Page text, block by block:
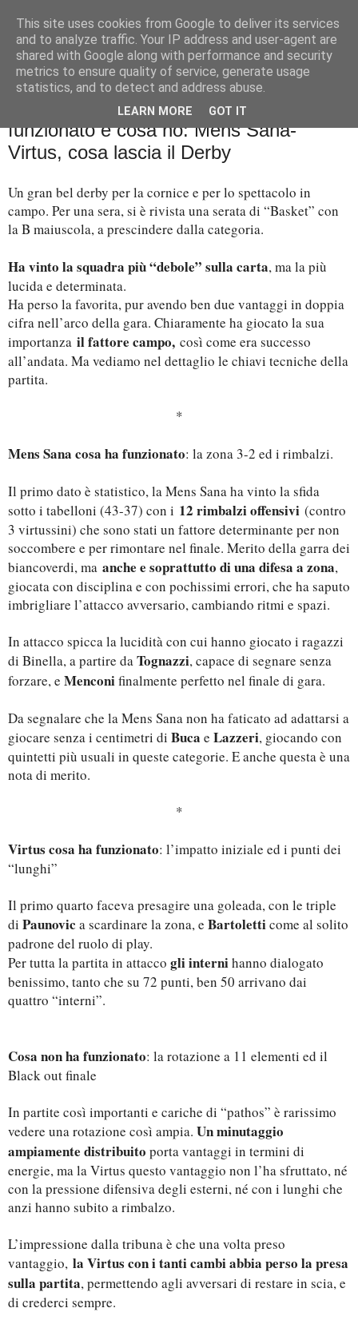
Palla al cerchio
martedì 14 marzo 2023
FOCUS Zona e rotazioni, cosa ha
funzionato e cosa no: Mens Sana-
Virtus, cosa lascia il Derby
Un gran bel derby per la cornice e per lo spettacolo in
campo. Per una sera, si è rivista una serata di “Basket” con
la B maiuscola, a prescindere dalla categoria.
Ha vinto la squadra più “debole” sulla carta, ma la più
lucida e determinata.
Ha perso la favorita, pur avendo ben due vantaggi in doppia
cifra nell’arco della gara. Chiaramente ha giocato la sua
importanza il fattore campo, così come era successo
all’andata. Ma vediamo nel dettaglio le chiavi tecniche della
partita.
*
Mens Sana cosa ha funzionato: la zona 3-2 ed i rimbalzi.
Il primo dato è statistico, la Mens Sana ha vinto la sfida
sotto i tabelloni (43-37) con i 12 rimbalzi offensivi (contro
3 virtussini) che sono stati un fattore determinante per non
soccombere e per rimontare nel finale. Merito della garra dei
biancoverdi, ma anche e soprattutto di una difesa a zona,
giocata con disciplina e con pochissimi errori, che ha saputo
imbrigliare l’attacco avversario, cambiando ritmi e spazi.
In attacco spicca la lucidità con cui hanno giocato i ragazzi
di Binella, a partire daTognazzi, capace di segnare senza
forzare, e Menconifinalmente perfetto nel finale di gara.
Da segnalare che la Mens Sana non ha faticato ad adattarsi a
giocare senza i centimetri di Buca e Lazzeri, giocando con
quintetti più usuali in queste categorie. E anche questa è una
nota di merito.
*
Virtus cosa ha funzionato: l’impatto iniziale ed i punti dei
“lunghi”
Il primo quarto faceva presagire una goleada, con le triple
di Paunovic a scardinare la zona, e Bartoletticome al solito
padrone del ruolo di play.
Per tutta la partita in attacco gli internihanno dialogato
benissimo, tanto che su 72 punti, ben 50 arrivano dai
quattro “interni”.
Cosa non ha funzionato: la rotazione a 11 elementi ed il
Black out finale
In partite così importanti e cariche di “pathos” è rarissimo
vedere una rotazione così ampia. Un minutaggio
ampiamente distribuito porta vantaggi in termini di
energie, ma la Virtus questo vantaggio non l’ha sfruttato, né
con la pressione difensiva degli esterni, né con i lunghi che
anzi hanno subito a rimbalzo.
L’impressione dalla tribuna è che una volta preso
vantaggio, la Virtus con i tanti cambi abbia perso la presa
sulla partita, permettendo agli avversari di restare in scia, e
di crederci sempre.
This site uses cookies from Google to deliver its services
and to analyze traffic. Your IP address and user-agent are
shared with Google along with performance and security
metrics to ensure quality of service, generate usage
statistics, and to detect and address abuse.
LEARN MORE GOT IT